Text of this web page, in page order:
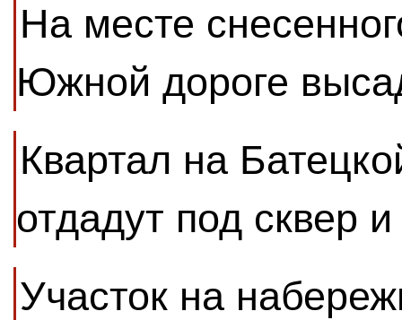
На месте
Южной дороге
Квартал на
отдадут под сквер
Участок на